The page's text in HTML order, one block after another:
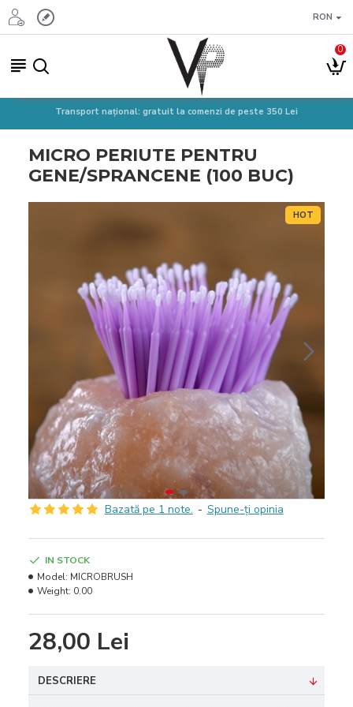
RON
0
Transport național: gratuit la comenzi de peste 350 Lei
MICRO PERIUTE PENTRU
GENE/SPRANCENE (100 BUC)
HOT
Bazată pe 1 note. - Spune-ţi opinia
28,00 Lei
IN STOCK
Model: MICROBRUSH
Weight: 0.00
DESCRIERE